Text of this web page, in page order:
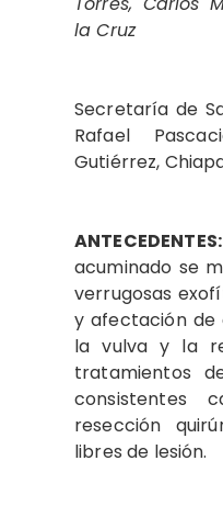
la Cruz
Secretaría de
Rafael
Gutiérrez,
acuminado se
verrugosas
y afectación de
la vulva y la
tratamientos
consistentes
resección
libres de lesión.